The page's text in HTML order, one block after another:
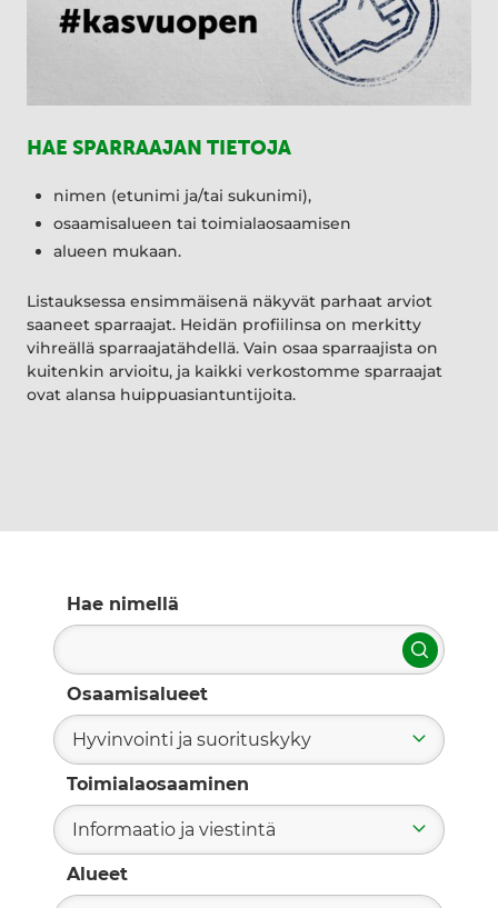
HAE SPARRAAJAN TIETOJA
nimen (etunimi ja/tai sukunimi),
osaamisalueen tai toimialaosaamisen
alueen mukaan.
Listauksessa ensimmäisenä näkyvät parhaat arviot
saaneet sparraajat. Heidän profiilinsa on merkitty
vihreällä sparraajatähdellä. Vain osaa sparraajista on
kuitenkin arvioitu, ja kaikki verkostomme sparraajat
ovat alansa huippuasiantuntijoita.
Hae nimellä
Hae
Osaamisalueet
Hyvinvointi ja suorituskyky
Toimialaosaaminen
Informaatio ja viestintä
Alueet